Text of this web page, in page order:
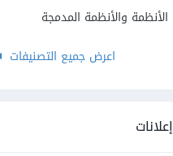
الأنظمة والأنظمة المدمجة
اعرض جميع التصنيفات
إعلانات